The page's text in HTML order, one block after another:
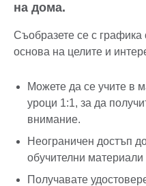
на дома.
Съобразете се с графика
основа на целите и
Можете да се учите в
уроци 1:1, за да
внимание.
Неограничен достъп
обучителни материали
Получавате